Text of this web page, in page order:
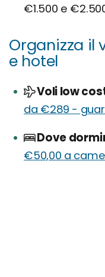
€1.500 e
Organizza il
e hotel
Voli low
da €289 -
Dove
€50,00 a